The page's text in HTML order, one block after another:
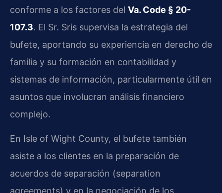
conforme a los factores del Va. Code § 20-
107.3. El Sr. Sris supervisa la estrategia del
bufete, aportando su experiencia en derecho de
familia y su formación en contabilidad y
sistemas de información, particularmente útil en
asuntos que involucran análisis financiero
complejo.
En Isle of Wight County, el bufete también
asiste a los clientes en la preparación de
acuerdos de separación (separation
agreements) y en la negociación de los